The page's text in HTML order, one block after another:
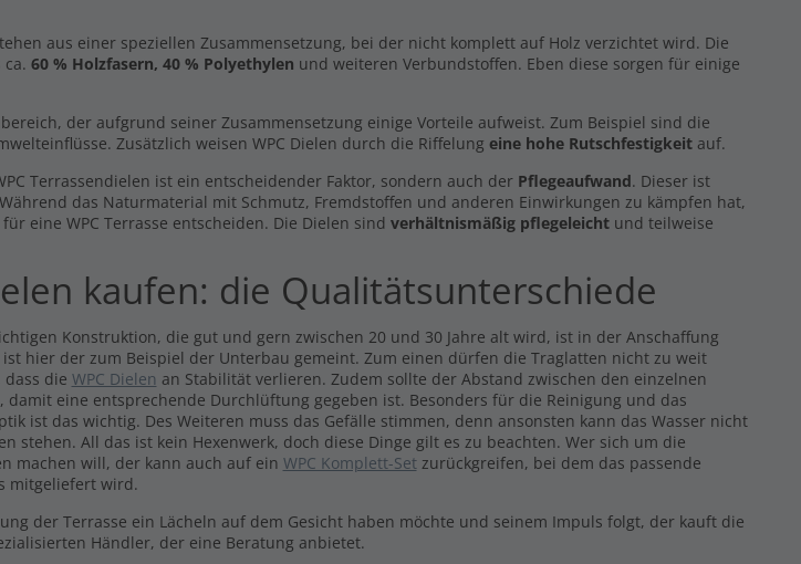
aus einer speziellen Zusammensetzung, bei der nicht komplett auf Holz verzichtet wird. Die
60 % Holzfasern, 40 % Polyethylen und weiteren Verbundstoffen. Eben diese sorgen für einige
der aufgrund seiner Zusammensetzung einige Vorteile aufweist. Zum Beispiel sind die
Zusätzlich weisen WPC Dielen durch die Riffelung eine hohe Rutschfestigkeitauf.
Terrassendielen ist ein entscheidender Faktor, sondern auch der Pflegeaufwand. Dieser ist
das Naturmaterial mit Schmutz, Fremdstoffen und anderen Einwirkungen zu kämpfen hat,
eine WPC Terrasse entscheiden. Die Dielen sind verhältnismäßig pflegeleichtund teilweise
kaufen: die Qualitätsunterschiede
Konstruktion, die gut und gern zwischen 20 und 30 Jahre alt wird, ist in der Anschaffung
hier der zum Beispiel der Unterbau gemeint. Zum einen dürfen die Traglatten nicht zu weit
die WPC Dielen an Stabilität verlieren. Zudem sollte der Abstand zwischen den einzelnen
eine entsprechende Durchlüftung gegeben ist. Besonders für die Reinigung und das
ist das wichtig. Des Weiteren muss das Gefälle stimmen, denn ansonsten kann das Wasser nicht
stehen. All das ist kein Hexenwerk, doch diese Dinge gilt es zu beachten. Wer sich um die
machen will, der kann auch auf ein WPC Komplett-Setzurückgreifen, bei dem das passende
mitgeliefert wird.
der Terrasse ein Lächeln auf dem Gesicht haben möchte und seinem Impuls folgt, der kauft die
Händler, der eine Beratung anbietet.
Breitdiele Volldiele XL
dunkelbraun - beidseitig -
12,69 €/ lfm
Inkl. MwSt., zzgl.Versand